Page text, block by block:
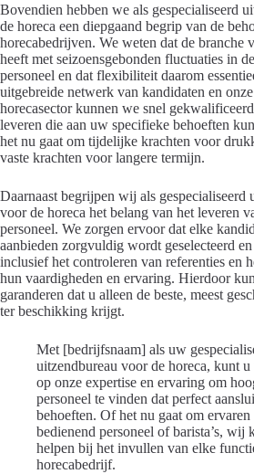
Bovendien hebben we als gespecialiseerd
de horeca een diepgaand begrip van de
horecabedrijven. We weten dat de branche
heeft met seizoensgebonden fluctuaties in
personeel en dat flexibiliteit daarom
uitgebreide netwerk van kandidaten en
horecasector kunnen we snel
leveren die aan uw specifieke behoeften
het nu gaat om tijdelijke krachten voor
vaste krachten voor langere termijn.
Daarnaast begrijpen wij als gespecialiseerd
voor de horeca het belang van het leveren
personeel. We zorgen ervoor dat elke
aanbieden zorgvuldig wordt geselecteerd en
inclusief het controleren van referenties en
hun vaardigheden en ervaring. Hierdoor
garanderen dat u alleen de beste, meest
ter beschikking krijgt.
Met [bedrijfsnaam] als uw
uitzendbureau voor de horeca, kunt
op onze expertise en ervaring om
personeel te vinden dat perfect
behoeften. Of het nu gaat om ervaren
bedienend personeel of barista’s, wij
helpen bij het invullen van elke
horecabedrijf.